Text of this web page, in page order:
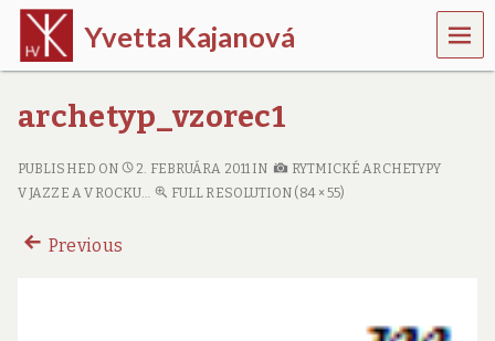
Yvetta Kajanová
m
u
z
k
o
g
MEN
U
archetyp_vzorec1
PUBLISHED ON 2. FEBRUÁRA 2011IN
RYTMICKÉ ARCHETYPY
V JAZZE A V ROCKU…
FULL RESOLUTION (84 × 55)
Previous